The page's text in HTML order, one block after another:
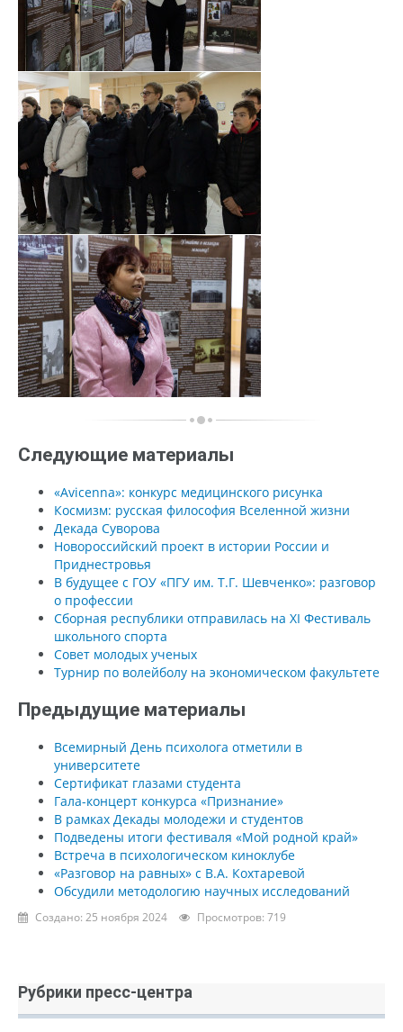
Следующие материалы
«Avicenna»: конкурс медицинского рисунка
Космизм: русская философия Вселенной жизни
Декада Суворова
Новороссийский проект в истории России и
Приднестровья
В будущее с ГОУ «ПГУ им. Т.Г. Шевченко»: разговор
о профессии
Сборная республики отправилась на XI Фестиваль
школьного спорта
Совет молодых ученых
Турнир по волейболу на экономическом факультете
Предыдущие материалы
Всемирный День психолога отметили в
университете
Сертификат глазами студента
Гала-концерт конкурса «Признание»
В рамках Декады молодежи и студентов
Подведены итоги фестиваля «Мой родной край»
Встреча в психологическом киноклубе
«Разговор на равных» с В.А. Кохтаревой
Обсудили методологию научных исследований
Создано: 25 ноября 2024 Просмотров: 719
Рубрики пресс-центра